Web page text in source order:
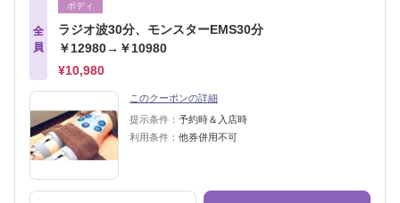
全
員
ボディ
ラジオ波30分、モンスターEMS30分
￥12980→￥10980
¥10,980
このクーポンの詳細
提示条件： 予約時＆入店時
利用条件： 他券併用不可